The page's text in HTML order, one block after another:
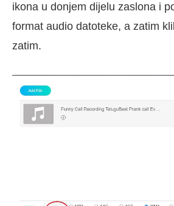
ikona u donjem dijelu zaslona i
format audio datoteke, a zatim
zatim.